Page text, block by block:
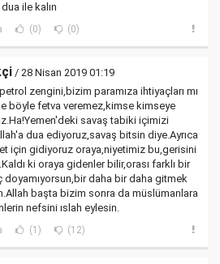
ile kalın
(0) (0)
/ 28 Nisan 2019 01:19
zengini,bizim paramıza ihtiyaçları mı
böyle fetva veremez,kimse kimseye
savaş tabiki içimizi
dua ediyoruz,savaş bitsin diye.Ayrıca
için gidiyoruz oraya,niyetimiz bu,gerisini
ki oraya gidenler bilir,orası farklı bir
doyamıyorsun,bir daha bir daha gitmek
başta bizim sonra da müslümanlara
nefsini ıslah eylesin.
(1) (12)